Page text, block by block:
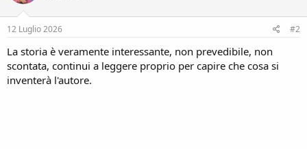
12 Luglio 2026 #2
La storia è veramente interessante, non prevedibile, non
scontata, continui a leggere proprio per capire che cosa si
inventerà l'autore.